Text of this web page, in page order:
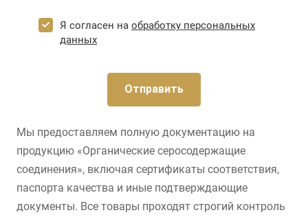
Я согласен на обработку персональных
данных
Отправить
Мы предоставляем полную документацию на
продукцию «Органические серосодержащие
соединения», включая сертификаты соответствия,
паспорта качества и иные подтверждающие
документы. Все товары проходят строгий контроль